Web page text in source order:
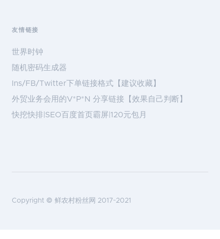
友情链接
世界时钟
随机密码生成器
Ins/FB/Twitter下单链接格式【建议收藏】
外贸业务会用的V*P*N 分享链接【效果自己判断】
快挖快排|SEO百度首页霸屏|120元包月
Copyright © 鲜农村粉丝网 2017~2021